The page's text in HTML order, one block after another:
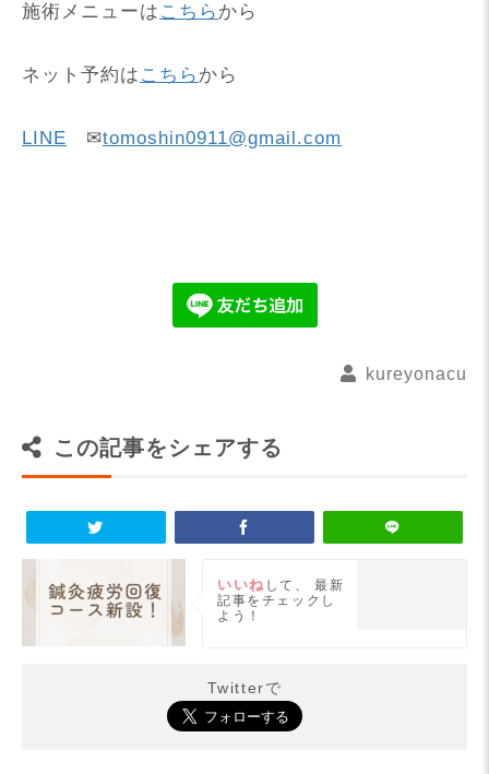
施術メニューは こちら から
ネット予約は こちら から
LINE ✉tomoshin0911@gmail.com
kureyonacu
この記事をシェアする
いいね して、
最新
記事をチェックし
よう！
Twitterで